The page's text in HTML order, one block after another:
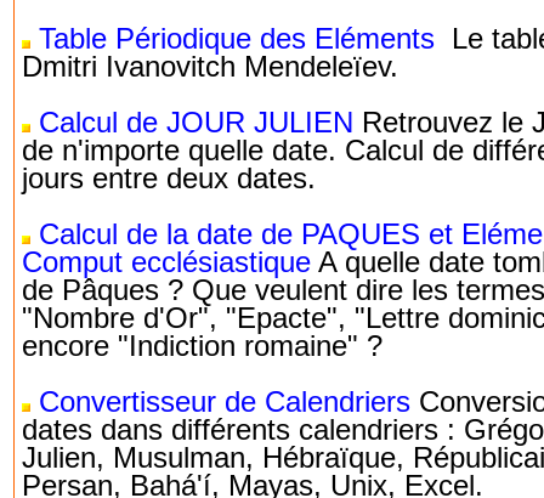
Table Périodique des Eléments Le
Dmitri Ivanovitch Mendeleïev.
Calcul de JOUR JULIEN Retrouvez le
de n'importe quelle date. Calcul de
jours entre deux dates.
Calcul de la date de PAQUES et
Comput ecclésiastique A quelle date
de Pâques ? Que veulent dire les
"Nombre d'Or", "Epacte", "Lettre
encore "Indiction romaine" ?
Convertisseur de Calendriers
dates dans différents calendriers :
Julien, Musulman, Hébraïque,
Persan, Bahá'í, Mayas, Unix, Excel.